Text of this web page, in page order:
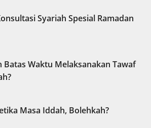
Syariah Spesial Ramadan
Batas Waktu Melaksanakan Tawaf
Masa Iddah, Bolehkah?